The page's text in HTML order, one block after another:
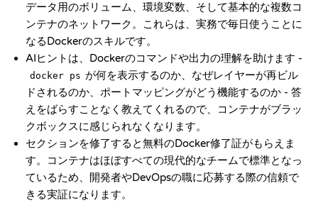
データ用のボリューム、環境変数、そして基本的な複数コ
ンテナのネットワーク。これらは、実務で毎日使うことに
なるDockerのスキルです。
AIヒントは、Dockerのコマンドや出力の理解を助けます -
docker ps が何を表示するのか、なぜレイヤーが再ビル
ドされるのか、ポートマッピングがどう機能するのか - 答
えをばらすことなく教えてくれるので、コンテナがブラッ
クボックスに感じられなくなります。
セクションを修了すると無料のDocker修了証がもらえま
す。コンテナはほぼすべての現代的なチームで標準となっ
ているため、開発者やDevOpsの職に応募する際の信頼で
きる実証になります。